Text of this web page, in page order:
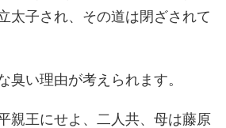
太子され、その道は閉ざされて
臭い理由が考えられます。
親王にせよ、二人共、母は藤原